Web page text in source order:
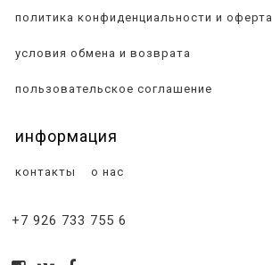
политика конфиденциальности и оферта
условия обмена и возврата
пользовательское соглашение
информация
контакты о нас
+7 926 733 755 6